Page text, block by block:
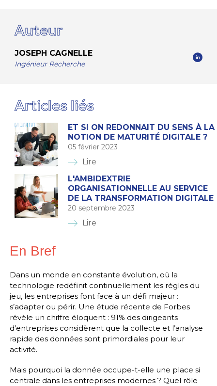
En Bref
Dans un monde en constante évolution, où la
technologie redéfinit continuellement les règles du
jeu, les entreprises font face à un défi majeur :
s’adapter ou périr. Une étude récente de Forbes
révèle un chiffre éloquent : 91% des dirigeants
d’entreprises considèrent que la collecte et l’analyse
rapide des données sont primordiales pour leur
activité.
Mais pourquoi la donnée occupe-t-elle une place si
centrale dans les entreprises modernes ? Quel rôle
Auteur
JOSEPH CAGNELLE
Ingénieur Recherche
Articles liés
ET SI ON REDONNAIT DU SENS À LA
NOTION DE MATURITÉ DIGITALE ?
05 février 2023
Lire
L'AMBIDEXTRIE
ORGANISATIONNELLE AU SERVICE
DE LA TRANSFORMATION DIGITALE
20 septembre 2023
Lire